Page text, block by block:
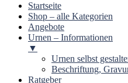
Startseite
Shop – alle Kategorien
Angebote
Urnen – Informationen
▼
Urnen selbst
Beschriftung,
Ratgeber